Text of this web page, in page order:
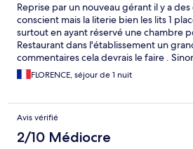
Reprise par un nouveau gérant il y a
conscient mais la literie bien les lits 1
surtout en ayant réservé une chambre
Restaurant dans l'établissement un
commentaires cela devrais le faire .
l'înteret de s'arrêter
FLORENCE, séjour de 1 nuit
Avis vérifié
2/10 Médiocre